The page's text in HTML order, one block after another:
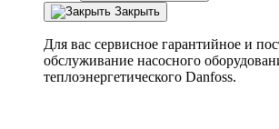
Закрыть
Для вас сервисное гарантийное и
обслуживание насосного
теплоэнергетического Danfoss.